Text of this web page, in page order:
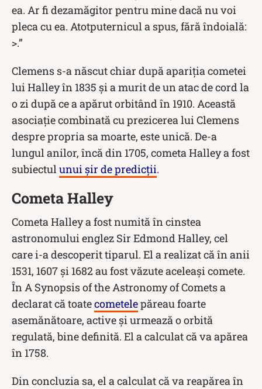
ea. Ar fi dezamăgitor pentru mine dacă nu voi
pleca cu ea. Atotputernicul a spus, fără îndoială:
>.”
Clemens s-a născut chiar după apariția cometei
lui Halley în 1835 și a murit de un atac de cord la
o zi după ce a apărut orbitând în 1910. Această
asociație combinată cu prezicerea lui Clemens
despre propria sa moarte, este unică. De-a
lungul anilor, încă din 1705, cometa Halley a fost
subiectul unui șir de predicții.
Cometa Halley
Cometa Halley a fost numită în cinstea
astronomului englez Sir Edmond Halley, cel
care i-a descoperit tiparul. El a realizat că în anii
1531, 1607 și 1682 au fost văzute aceleași comete.
În A Synopsis of the Astronomy of Comets a
declarat că toatecometelepăreau foarte
asemănătoare, active și urmează o orbită
regulată, bine definită. El a calculat că va apărea
în 1758.
Din concluzia sa, el a calculat că va reapărea în